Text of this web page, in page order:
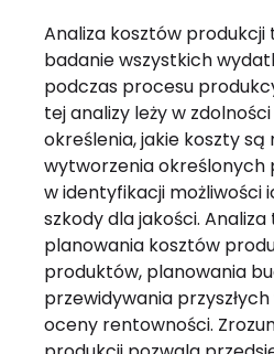
Analiza kosztów produkcji
badanie wszystkich
podczas procesu
tej analizy leży w
określenia, jakie koszty są
wytworzenia określonych
w identyfikacji możliwości
szkody dla jakości.
planowania kosztów
produktów, planowania
przewidywania
oceny rentowności.